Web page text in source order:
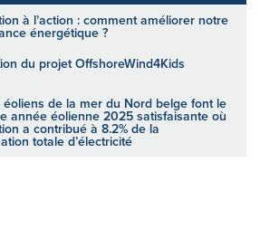
à l’action : comment améliorer notre
énergétique ?
du projet OffshoreWind4Kids
éoliens de la mer du Nord belge font le
année éolienne 2025 satisfaisante où
a contribué à 8.2% de la
totale d’électricité